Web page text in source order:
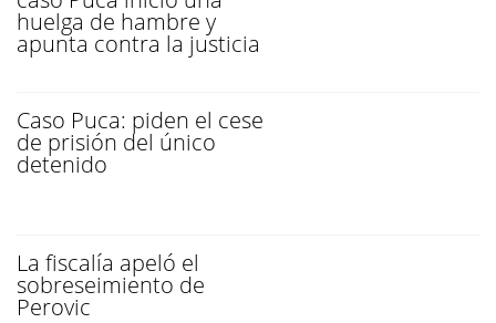
huelga de hambre y
apunta contra la justicia
Caso Puca: piden el cese
de prisión del único
detenido
La fiscalía apeló el
sobreseimiento de
Perovic